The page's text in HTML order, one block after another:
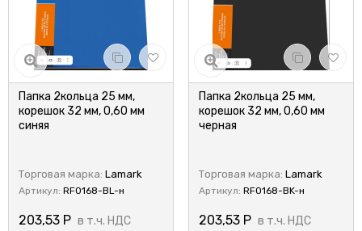
Папка 2кольца 25 мм,
корешок 32 мм, 0,60 мм
синяя
Торговая марка: Lamark
Артикул: RF0168-BL-н
203,53 Р в т.ч. НДС
Папка 2кольца 25 мм,
корешок 32 мм, 0,60 мм
черная
Торговая марка: Lamark
Артикул: RF0168-BK-н
203,53 Р в т.ч. НДС